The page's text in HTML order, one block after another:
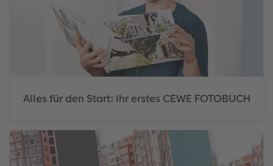
Alles für den Start: Ihr erstes CEWE FOTOBUCH